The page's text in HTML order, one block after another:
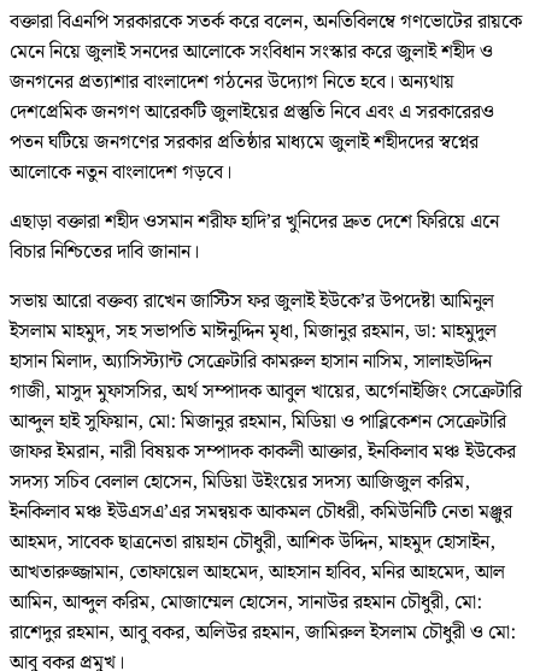
বক্তারা বিএনপি সরকারকে সতর্ক করে বলেন, অনতিবিলম্বে গণভোটের রায়কে
মেনে নিয়ে জুলাই সনদের আলোকে সংবিধান সংস্কার করে জুলাই শহীদ ও
জনগনের প্রত্যাশার বাংলাদেশ গঠনের উদ্যোগ নিতে হবে। অন্যথায়
দেশপ্রেমিক জনগণ আরেকটি জুলাইয়ের প্রস্তুতি নিবে এবং এ সরকারেরও
পতন ঘটিয়ে জনগণের সরকার প্রতিষ্ঠার মাধ্যমে জুলাই শহীদদের স্বপ্নের
আলোকে নতুন বাংলাদেশ গড়বে।
এছাড়া বক্তারা শহীদ ওসমান শরীফ হাদি’র খুনিদের দ্রুত দেশে ফিরিয়ে এনে
বিচার নিশ্চিতের দাবি জানান।
সভায় আরো বক্তব্য রাখেন জাস্টিস ফর জুলাই ইউকে’র উপদেষ্টা আমিনুল
ইসলাম মাহমুদ, সহ সভাপতি মাঈনুদ্দিন মৃধা, মিজানুর রহমান, ডা: মাহমুদুল
হাসান মিলাদ, অ্যাসিস্ট্যান্ট সেক্রেটারি কামরুল হাসান নাসিম, সালাহউদ্দিন
গাজী, মাসুদ মুফাসসির, অর্থ সম্পাদক আবুল খায়ের, অর্গেনাইজিং সেক্রেটারি
আব্দুল হাই সুফিয়ান, মো: মিজানুর রহমান, মিডিয়া ও পাব্লিকেশন সেক্রেটারি
জাফর ইমরান, নারী বিষয়ক সম্পাদক কাকলী আক্তার, ইনকিলাব মঞ্চ ইউকের
সদস্য সচিব বেলাল হোসেন, মিডিয়া উইংয়ের সদস্য আজিজুল করিম,
ইনকিলাব মঞ্চ ইউএসএ’এর সমন্বয়ক আকমল চৌধরী, কমিউনিটি নেতা মঞ্জুর
আহমদ, সাবেক ছাত্রনেতা রায়হান চৌধুরী, আশিক উদ্দিন, মাহমুদ হোসাইন,
আখতারুজ্জামান, তোফায়েল আহমেদ, আহসান হাবিব, মনির আহমেদ, আল
আমিন, আব্দুল করিম, মোজাম্মেল হোসেন, সানাউর রহমান চৌধুরী, মো:
রাশেদুর রহমান, আবু বকর, অলিউর রহমান, জামিরুল ইসলাম চৌধুরী ও মো:
আবু বকর প্রমুখ।